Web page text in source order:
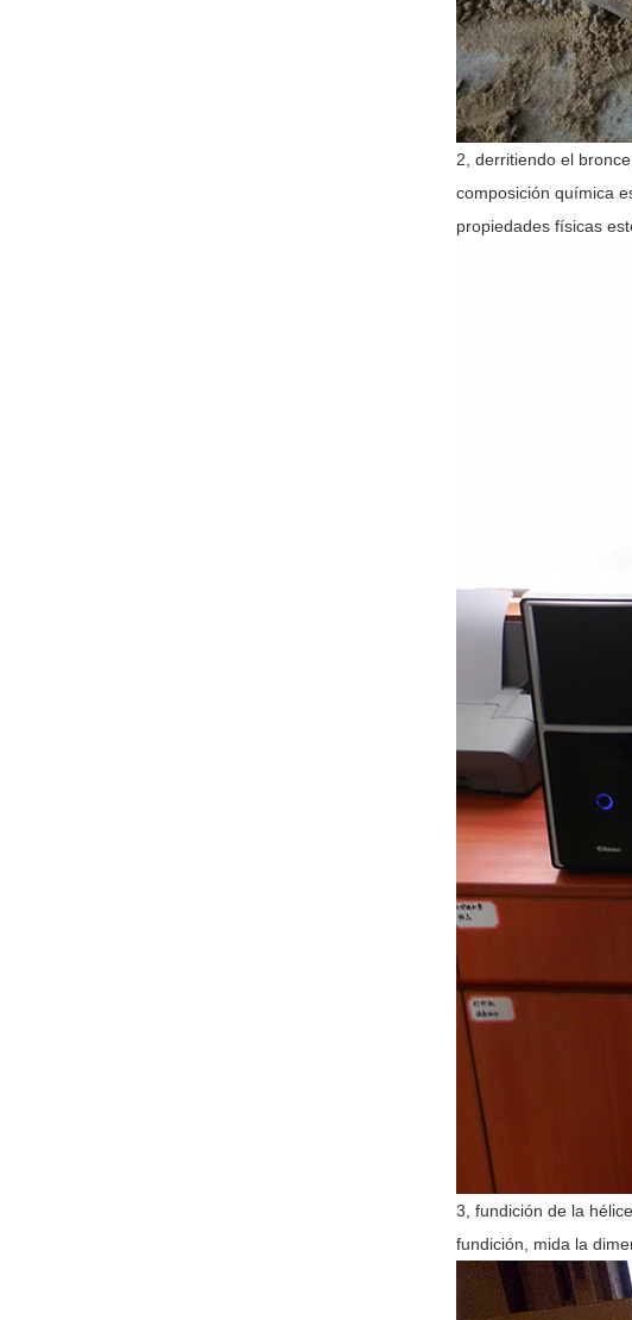
2, derritiendo el
composición química
propiedades físicas
3, fundición de la
fundición, mida la